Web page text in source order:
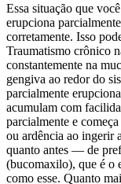
Essa situação que
erupciona
corretamente. Isso
Traumatismo crônico
constantemente na
gengiva ao redor do
parcialmente
acumulam com
parcialmente e
ou ardência ao ingerir
quanto antes — de
(bucomaxilo), que é o
como esse. Quanto